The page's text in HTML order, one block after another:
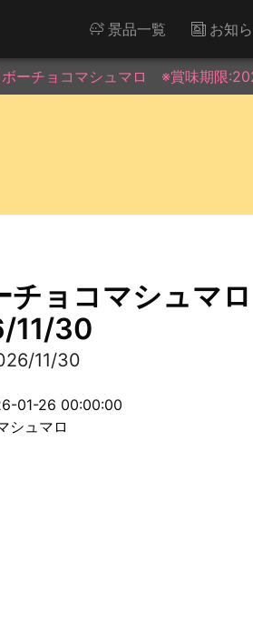
景品一覧 お知
ーチョコマシュマロ ※賞味期限
チョコマシュマ
11/30
11/30
01-26 00:00:00
シュマロ